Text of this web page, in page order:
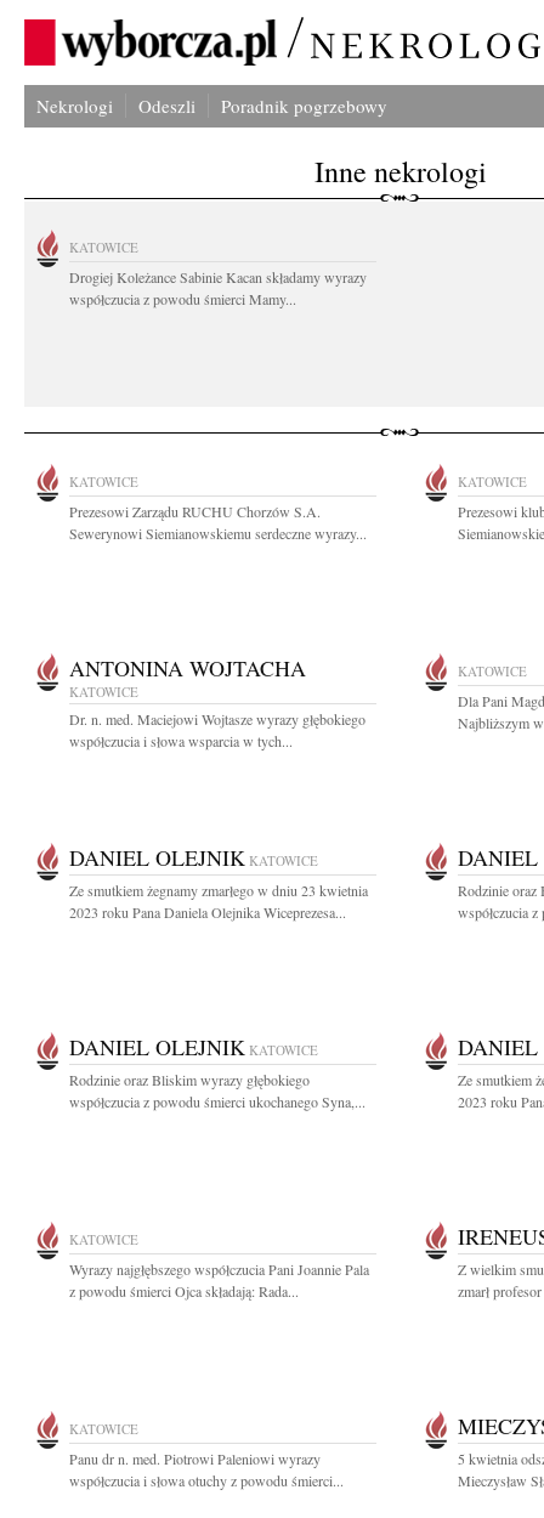
Nekrologi Odeszli Poradnik pogrzebowy
Inne nekrologi
KATOWICE
Drogiej Koleżance Sabinie Kacan składamy wyrazy
współczucia z powodu śmierci Mamy...
KATOWICE
Prezesowi Zarządu RUCHU Chorzów S.A.
Sewerynowi Siemianowskiemu serdeczne wyrazy...
KATOWICE
Prezesowi
ANTONINA WOJTACHA
KATOWICE
Dr. n. med. Maciejowi Wojtasze wyrazy głębokiego
współczucia i słowa wsparcia w tych...
KATOWICE
Dla Pani
Najbliższym
DANIEL OLEJNIK KATOWICE
Ze smutkiem żegnamy zmarłego w dniu 23 kwietnia
2023 roku Pana Daniela Olejnika Wiceprezesa...
DANIEL
Rodzinie oraz
współczucia
DANIEL OLEJNIK KATOWICE
Rodzinie oraz Bliskim wyrazy głębokiego
współczucia z powodu śmierci ukochanego Syna,...
DANIEL
Ze smutkiem
2023 roku
KATOWICE
Wyrazy najgłębszego współczucia Pani Joannie Pala
z powodu śmierci Ojca składają: Rada...
Z wielkim
zmarł
KATOWICE
Panu dr n. med. Piotrowi Paleniowi wyrazy
współczucia i słowa otuchy z powodu śmierci...
5 kwietnia
Mieczysław